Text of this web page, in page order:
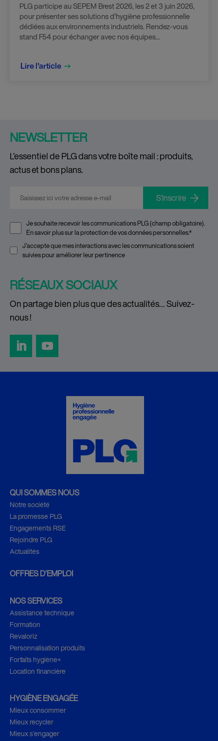
PLG participe au SEPEM Brest 2026, les 2 et 3 juin 2026,
pour présenter ses solutions d’hygiène professionnelle
dédiées aux environnements industriels. Rendez-vous
stand F54 pour échanger avec nos équipes...
Lire l'article
NEWSLETTER
L’essentiel de PLG dans votre boîte mail : produits,
actus et bons plans.
E-mail
Je souhaite recevoir les communications PLG (champ obligatoire).
En savoir plus sur laprotection de vos données personnelles.*
J'accepte que mes interactions avec les communications soient
suivies pour améliorer leur pertinence
RÉSEAUX SOCIAUX
On partage bien plus que des actualités… Suivez-
nous !
QUI SOMMES NOUS
Notre société
La promesse PLG
Engagements RSE
Rejoindre PLG
Actualités
OFFRES D’EMPLOI
NOS SERVICES
Assistance technique
Formation
Revaloriz
Personnalisation produits
Forfaits hygiène+
Location financière
HYGIÈNE ENGAGÉE
Mieux consommer
Mieux recycler
Mieux s’engager